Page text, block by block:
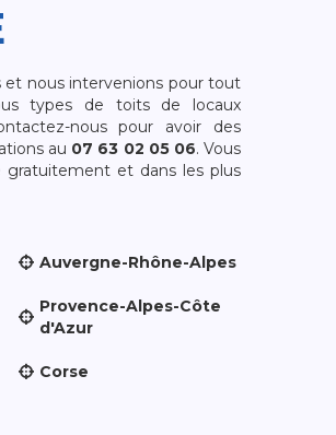
et nous intervenions pour tout
types de toits de locaux
nous pour avoir des
au 07 63 02 05 06. Vous
gratuitement et dans les plus
Auvergne-Rhône-Alpes
Provence-Alpes-Côte
d'Azur
Corse